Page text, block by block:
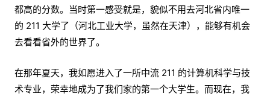
都高的分数。当时第一感受就是，貌似不用去河北省内唯一
的 211 大学了（河北工业大学，虽然在天津），能够有机会
去看看省外的世界了。
在那年夏天，我如愿进入了一所中流 211 的计算机科学与技
术专业，荣幸地成为了我们家的第一个大学生。而现在，我